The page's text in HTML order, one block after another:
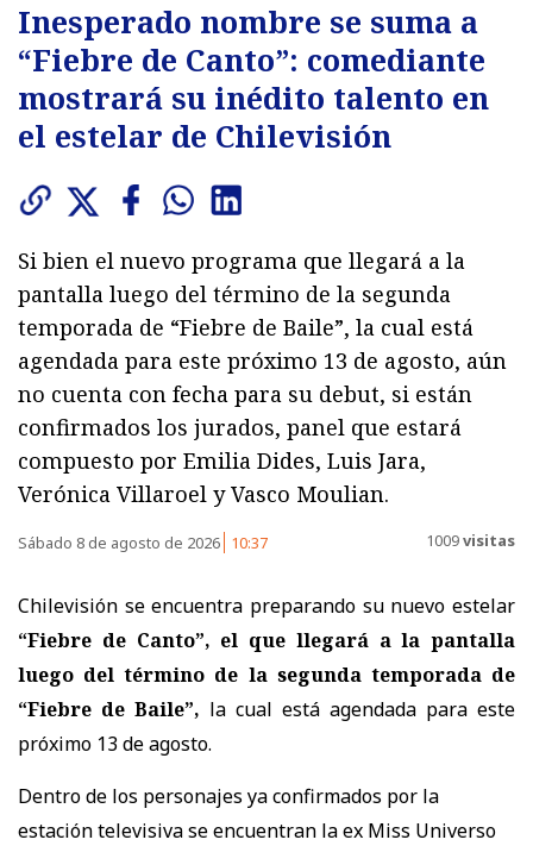
Inesperado nombre se suma a
“Fiebre de Canto”: comediante
mostrará su inédito talento en
el estelar de Chilevisión
Si bien el nuevo programa que llegará a la
pantalla luego del término de la segunda
temporada de “Fiebre de Baile”, la cual está
agendada para este próximo 13 de agosto, aún
no cuenta con fecha para su debut, si están
confirmados los jurados, panel que estará
compuesto por Emilia Dides, Luis Jara,
Verónica Villaroel y Vasco Moulian.
Sábado 8 de agosto de 2026 10:37 1009visitas
Chilevisión se encuentra preparando su nuevo estelar
“Fiebre de Canto”, el que llegará a la pantalla
luego del término de la segunda temporada de
“Fiebre de Baile”, la cual está agendada para este
próximo 13 de agosto.
Dentro de los personajes ya confirmados por la
estación televisiva se encuentran la ex Miss Universo